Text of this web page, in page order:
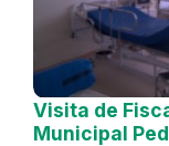
Visita de
Municipal